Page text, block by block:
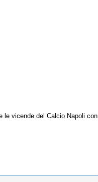
le vicende del Calcio Napoli con